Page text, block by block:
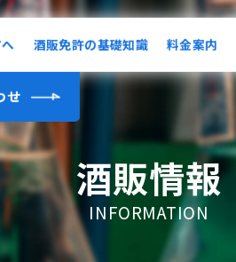
酒販免許の基礎知識 料金案内
せ
酒販情報
INFORMATION